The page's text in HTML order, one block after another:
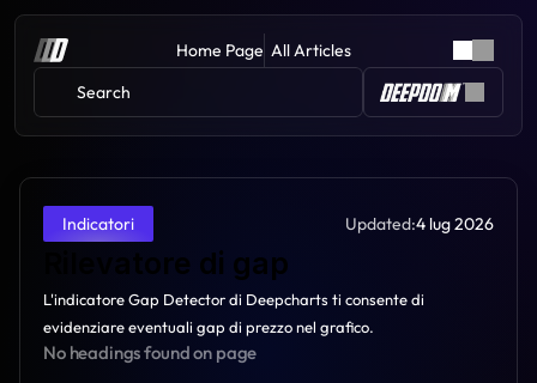
Home Page All Articles
Search
Indicatori Updated:4 lug 2026
Rilevatore di gap
L'indicatore Gap Detector di Deepcharts ti consente di
evidenziare eventuali gap di prezzo nel grafico.
No headings found on page